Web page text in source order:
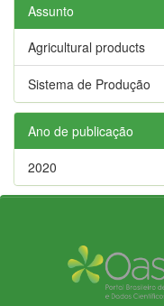
Assunto
Agricultural products
Sistema de Produção
Ano de publicação
2020